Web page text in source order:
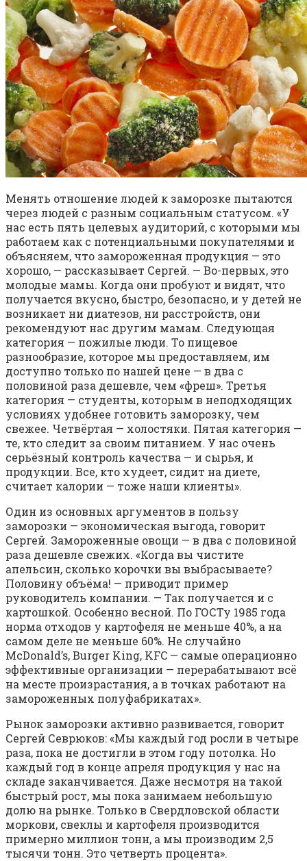
Менять отношение людей к заморозке пытаются
через людей с разным социальным статусом. «У
нас есть пять целевых аудиторий, с которыми мы
работаем как с потенциальными покупателями и
объясняем, что замороженная продукция — это
хорошо, — рассказывает Сергей. — Во-первых, это
молодые мамы. Когда они пробуют и видят, что
получается вкусно, быстро, безопасно, и у детей не
возникает ни диатезов, ни расстройств, они
рекомендуют нас другим мамам. Следующая
категория — пожилые люди. То пищевое
разнообразие, которое мы предоставляем, им
доступно только по нашей цене — в два с
половиной раза дешевле, чем «фреш». Третья
категория — студенты, которым в неподходящих
условиях удобнее готовить заморозку, чем
свежее. Четвёртая — холостяки. Пятая категория —
те, кто следит за своим питанием. У нас очень
серьёзный контроль качества — и сырья, и
продукции. Все, кто худеет, сидит на диете,
считает калории — тоже наши клиенты».
Один из основных аргументов в пользу
заморозки — экономическая выгода, говорит
Сергей. Замороженные овощи — в два с половиной
раза дешевле свежих. «Когда вы чистите
апельсин, сколько корочки вы выбрасываете?
Половину объёма! — приводит пример
руководитель компании. — Так получается и с
картошкой. Особенно весной. По ГОСТу 1985 года
норма отходов у картофеля не меньше 40%, а на
самом деле не меньше 60%. Не случайно
McDonald’s, Burger King, KFC — самые операционно
эффективные организации — перерабатывают всё
на месте произрастания, а в точках работают на
замороженных полуфабрикатах».
Рынок заморозки активно развивается, говорит
Сергей Севрюков: «Мы каждый год росли в четыре
раза, пока не достигли в этом году потолка. Но
каждый год в конце апреля продукция у нас на
складе заканчивается. Даже несмотря на такой
быстрый рост, мы пока занимаем небольшую
долю на рынке. Только в Свердловской области
моркови, свеклы и картофеля производится
примерно миллион тонн, а мы производим 2,5
тысячи тонн. Это четверть процента».